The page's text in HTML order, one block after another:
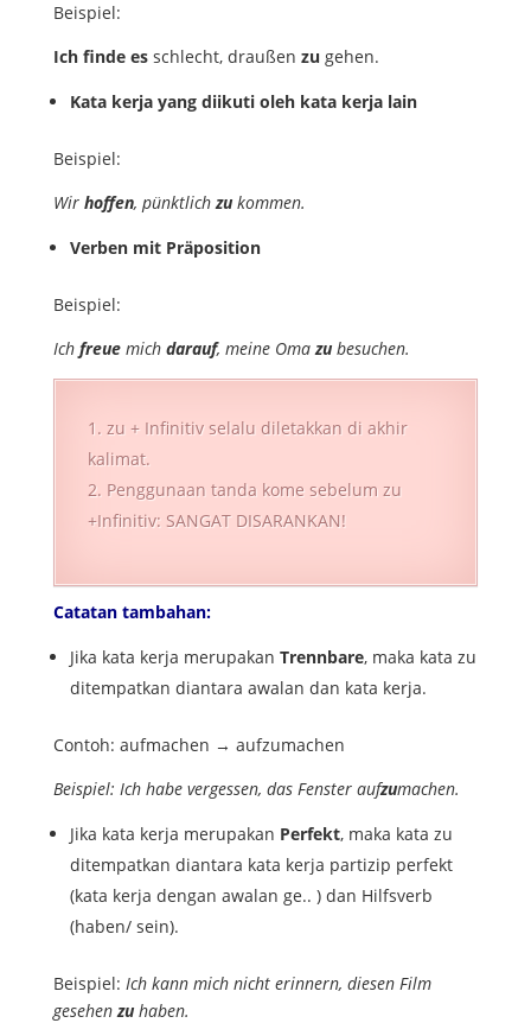
Beispiel:
Ich finde esschlecht, draußen zu gehen.
Kata kerja yang diikuti oleh kata kerja lain
Beispiel:
Wir hoffen, pünktlichzukommen.
Verben mit Präposition
Beispiel:
Ich freuemich darauf, meine Omazubesuchen.
zu + Infinitiv selalu diletakkan di akhir
kalimat.
Penggunaan tanda kome sebelum zu
+Infinitiv: SANGAT DISARANKAN!
Catatan tambahan:
Jika kata kerja merupakan Trennbare, maka kata zu
ditempatkan diantara awalan dan kata kerja.
Contoh: aufmachen → aufzumachen
Beispiel: Ich habe vergessen, das Fenster aufzumachen.
Jika kata kerja merupakan Perfekt, maka kata zu
ditempatkan diantara kata kerja partizip perfekt
(kata kerja dengan awalan ge.. ) dan Hilfsverb
(haben/ sein).
Beispiel: Ich kann mich nicht erinnern, diesen Film
gesehenzuhaben.